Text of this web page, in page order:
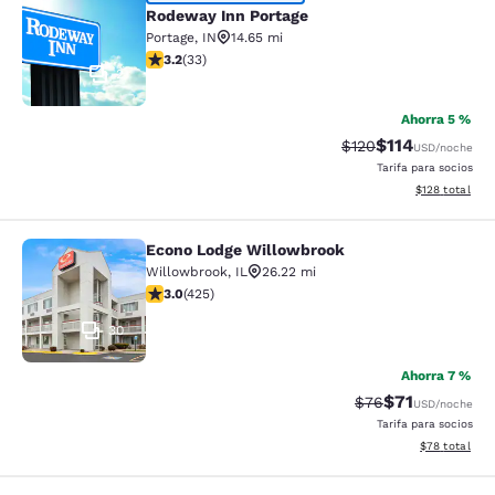
2
Rodeway Inn Portage
Portage, IN
14.65 mi
calificación de 3.18 estrellas. Bueno. 33 reseñas
3.2(33)
Ahorra 5 %
Precio tachado:
$120Precio con
$114USD/noche
Tarifa para socios
Ver detalles
$128 total
Econo Lodge Willowbrook
30
Econo Lodge Willowbrook
Willowbrook, IL
26.22 mi
calificación de 3 estrellas. Feria. 425 reseñas
3.0(425)
Ahorra 7 %
Precio tachado:
$76Precio con
$71USD/noche
Tarifa para socios
Ver detalles
$78 total